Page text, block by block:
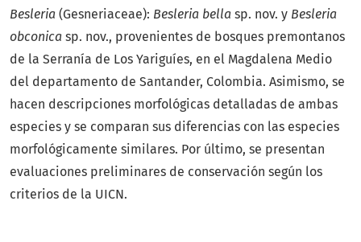
Besleria (Gesneriaceae): Besleria bella sp. nov. y Besleria
obconica sp. nov., provenientes de bosques premontanos
de la Serranía de Los Yariguíes, en el Magdalena Medio
del departamento de Santander, Colombia. Asimismo, se
hacen descripciones morfológicas detalladas de ambas
especies y se comparan sus diferencias con las especies
morfológicamente similares. Por último, se presentan
evaluaciones preliminares de conservación según los
criterios de la UICN.